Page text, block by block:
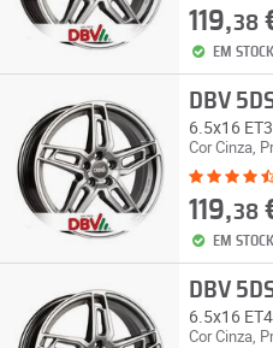
119,38
EM STOCK
DBV
6.5x16
Cor Cinza,
119,38
EM STOCK
DBV
6.5x16
Cor Cinza,